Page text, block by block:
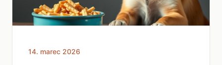
14. marec 2026